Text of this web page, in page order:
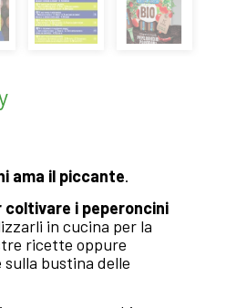
ama il piccante.
coltivare i peperoncini
in cucina per la
ricette oppure
bustina delle